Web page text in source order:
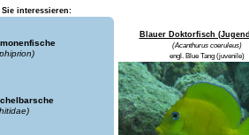
Sie interessieren:
Blauer Doktorfisch
(Acanthurus coeruleus)
engl. Blue Tang (juvenile)